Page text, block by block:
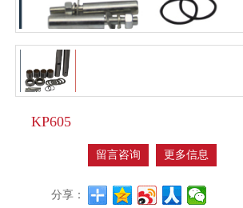
KP605
留言咨询 更多信息
分享：